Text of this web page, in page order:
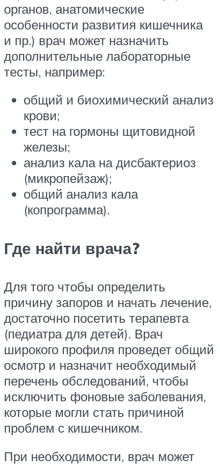
органов, анатомические
особенности развития кишечника
и пр.) врач может назначить
дополнительные лабораторные
тесты, например:
общий и биохимический анализ
крови;
тест на гормоны щитовидной
железы;
анализ кала на дисбактериоз
(микропейзаж);
общий анализ кала
(копрограмма).
Где найти врача?
Для того чтобы определить
причину запоров и начать лечение,
достаточно посетить терапевта
(педиатра для детей). Врач
широкого профиля проведет общий
осмотр и назначит необходимый
перечень обследований, чтобы
исключить фоновые заболевания,
которые могли стать причиной
проблем с кишечником.
При необходимости, врач может